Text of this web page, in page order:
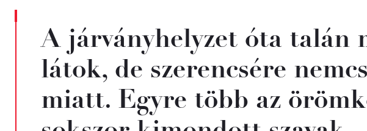
A járványhelyzet óta talán
látok, de szerencsére
miatt. Egyre több az